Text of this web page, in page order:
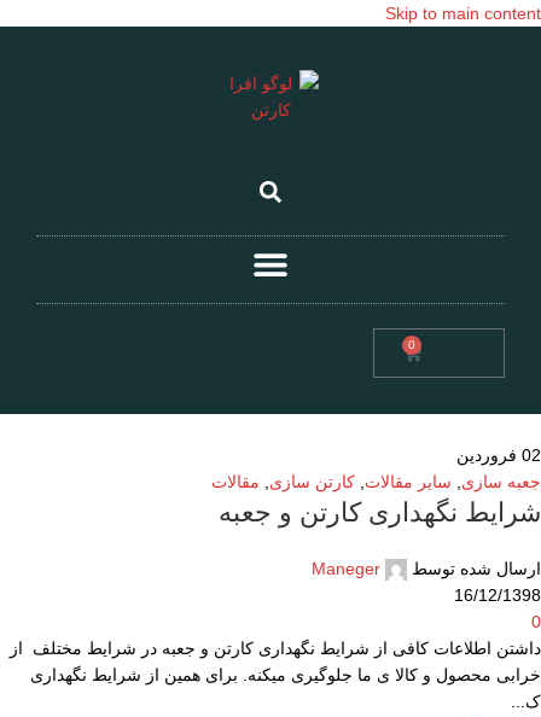
Skip to main content
0
02 فروردین
جعبه سازی
سایر مقالات کارتن سازی مقالات
شرایط نگهداری کارتن و جعبه
ارسال شده توسط
Maneger
16/12/1398
0
داشتن اطلاعات کافی از شرایط نگهداری کارتن و جعبه در شرایط مختلف از
خرابی محصول و کالا ی ما جلوگیری میکنه. برای همین از شرایط نگهداری
ک...